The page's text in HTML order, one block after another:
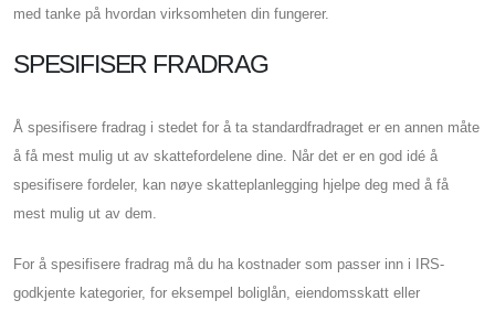
med tanke på hvordan virksomheten din fungerer.
SPESIFISER FRADRAG
Å spesifisere fradrag i stedet for å ta standardfradraget er en annen måte
å få mest mulig ut av skattefordelene dine. Når det er en god idé å
spesifisere fordeler, kan nøye skatteplanlegging hjelpe deg med å få
mest mulig ut av dem.
For å spesifisere fradrag må du ha kostnader som passer inn i IRS-
godkjente kategorier, for eksempel boliglån, eiendomsskatt eller